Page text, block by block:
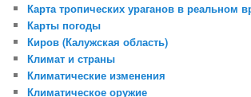
Карта тропических ураганов в реальном
Карты погоды
Киров (Калужская область)
Климат и страны
Климатические изменения
Климатическое оружие